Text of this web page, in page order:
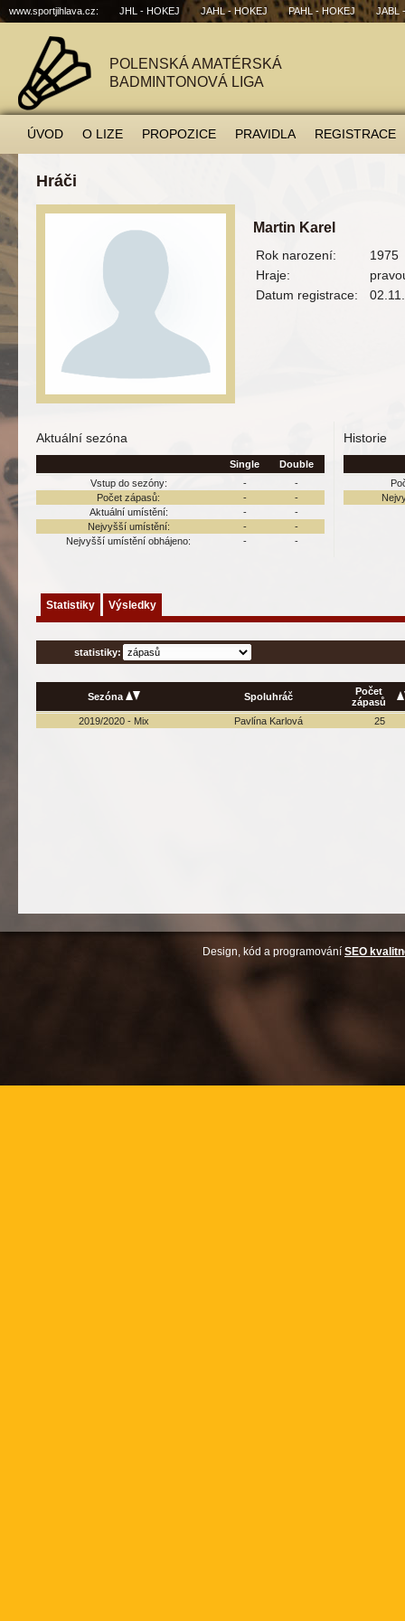
www.sportjihlava.cz: JHL - HOKEJ JAHL - HOKEJ PAHL - HOKEJ JABL
POLENSKÁ AMATÉRSKÁ
BADMINTONOVÁ LIGA
ÚVOD O LIZE PROPOZICE PRAVIDLA REGISTRACE
Hráči
Martin Karel
Rok narození:
1975
Hraje:
Datum registrace:
Aktuální sezóna
Single
Double
Vstup do sezóny:
-
-
Počet zápasů:
-
-
Aktuální umístění:
-
-
Nejvyšší umístění:
-
-
Nejvyšší umístění obhájeno:
- -
Historie
Statistiky Výsledky
statistiky:
Sezóna Spoluhráč
Počet
zápasů
2019/2020 - Mix
Pavlína Karlová 25
Design, kód a programování SEO